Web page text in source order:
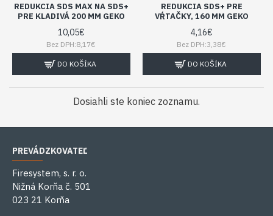
REDUKCIA SDS MAX NA SDS+
PRE KLADIVÁ 200 MM GEKO
10,05€
Bez DPH:8,17€
DO KOŠÍKA
REDUKCIA SDS+ PRE
VŔTAČKY, 160 MM GEKO
4,16€
Bez DPH:3,38€
DO KOŠÍKA
Dosiahli ste koniec zoznamu.
PREVÁDZKOVATEĽ
Firesystem, s. r. o.
Nižná Korňa č. 501
023 21 Korňa